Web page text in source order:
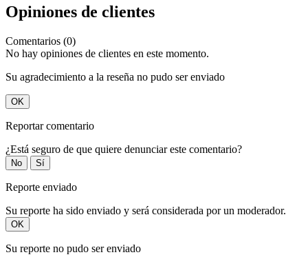
Opiniones de clientes
Comentarios (0)
No hay opiniones de clientes en este momento.
Su agradecimiento a la reseña no pudo ser enviado
OK
Reportar comentario
¿Está seguro de que quiere denunciar este comentario?
No Sí
Reporte enviado
Su reporte ha sido enviado y será considerada por un moderador.
OK
Su reporte no pudo ser enviado